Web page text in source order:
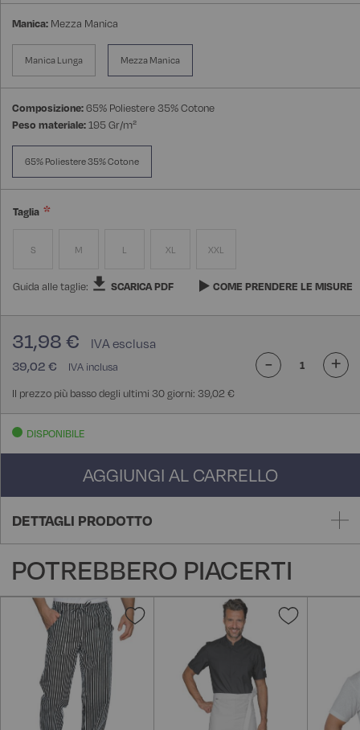
Manica: Mezza Manica
Manica Lunga Mezza Manica
Composizione:65% Poliestere 35% Cotone
Peso materiale:195 Gr/m²
65% Poliestere 35% Cotone
Taglia
S M L XL XXL
Guida alle taglie: SCARICA PDF COME PRENDERE LE MISURE
39,02 €
31,98 €
Il prezzo più basso degli ultimi 30 giorni: 39,02 €
- +
DISPONIBILE
AGGIUNGI AL CARRELLO
DETTAGLI PRODOTTO
POTREBBERO PIACERTI
Aggiungi
desideri
Aggiungi